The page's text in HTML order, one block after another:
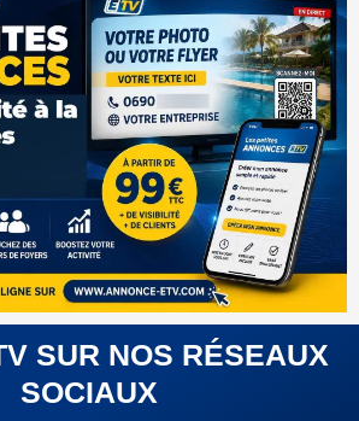
SUR NOS RÉSEAUX
SOCIAUX